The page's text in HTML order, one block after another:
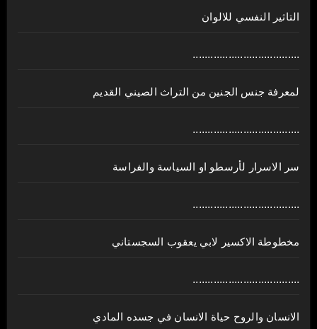
التاثير النفسي للالوان
....................................
لمعرفة جنس الجنين من التراث الصيني القديم
....................................
سر الاسرار لأرسطو او السياسة والفراسة
....................................
مخطوطة الاكسير لابي يعقوب السجستاني
....................................
الانسان والروح حياة الانسان في جسده المادي